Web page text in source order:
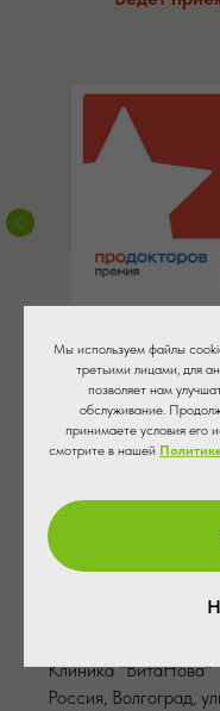
Мы используем файлы
третьими лицами, для
позволяет нам
обслуживание.
принимаете условия его
смотрите в нашей
Клиника "ВитаНова"
Россия, Волгоград,